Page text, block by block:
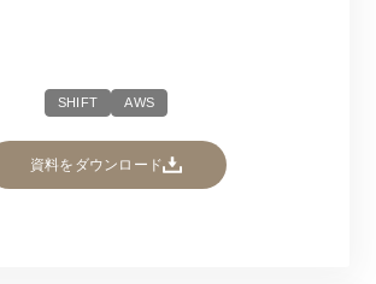
SHIFT AWS
資料をダウンロード